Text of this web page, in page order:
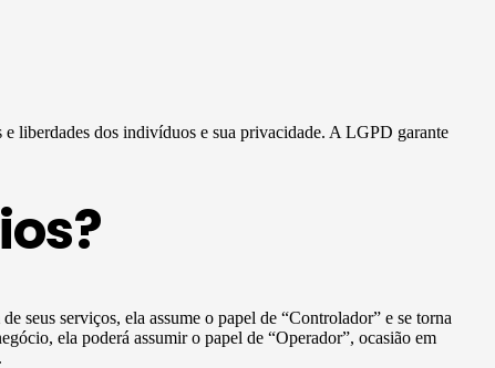
liberdades dos indivíduos e sua privacidade. A LGPD garante
seus serviços, ela assume o papel de “Controlador” e se torna
ela poderá assumir o papel de “Operador”, ocasião em